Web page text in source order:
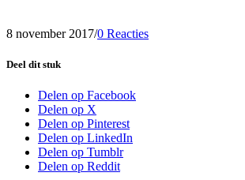
8 november 2017/0 Reacties
Deel dit stuk
Delen op Facebook
Delen op X
Delen op Pinterest
Delen op LinkedIn
Delen op Tumblr
Delen op Reddit